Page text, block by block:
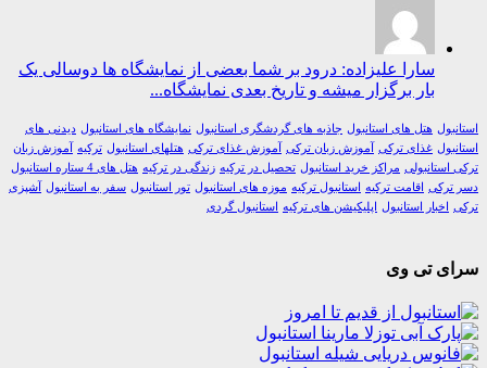
سارا علیزاده: درود بر شما بعضی از نمایشگاه ها دوسالی یک
بار برگزار میشه و تاریخ بعدی نمایشگاه...
هتل های استانبول جاذبه های گردشگری استانبول نمایشگاه های استانبول دیدنی های
غذای ترکی آموزش زبان ترکی آموزش غذای ترکی هتلهای استانبول ترکیه آموزش زبان
مراکز خرید استانبول تحصیل در ترکیه زندگی در ترکیه
هتل های 4 ستاره استانبول
اقامت ترکیه استانبول ترکیه موزه های استانبول تور استانبول سفر به استانبول آشپزی
اخبار استانبول اپلیکیشن های ترکیه استانبول گردی
تی وی